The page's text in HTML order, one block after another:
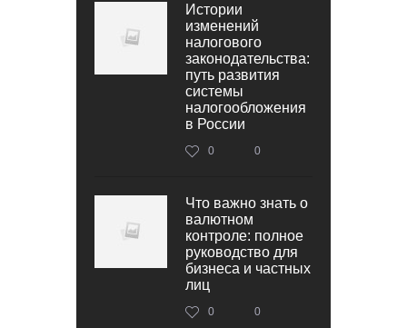
Истории
изменений
налогового
законодательства:
путь развития
системы
налогообложения
в России
0 0
Что важно знать о
валютном
контроле: полное
руководство для
бизнеса и частных
лиц
0 0